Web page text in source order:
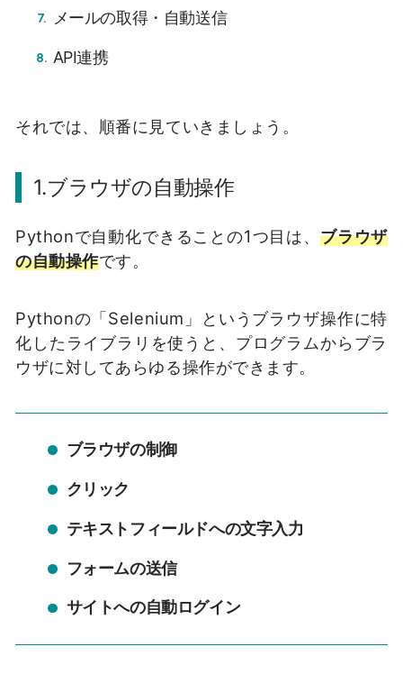
メールの取得・自動送信
API連携
それでは、順番に見ていきましょう。
1.ブラウザの自動操作
Pythonで自動化できることの1つ目は、 ブラウザ
の自動操作です。
Pythonの「Selenium」というブラウザ操作に特
化したライブラリを使うと、プログラムからブラ
ウザに対してあらゆる操作ができます。
ブラウザの制御
クリック
テキストフィールドへの文字入力
フォームの送信
サイトへの自動ログイン